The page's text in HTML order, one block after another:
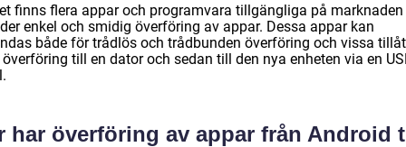
finns flera appar och programvara tillgängliga på
enkel och smidig överföring av appar. Dessa appar kan
både för trådlös och trådbunden överföring och vissa
till en dator och sedan till den nya enheten via en
har överföring av appar från Android